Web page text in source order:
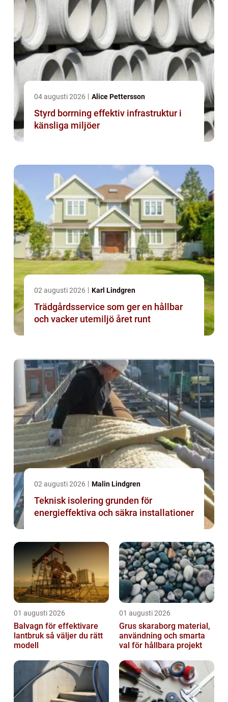
04 augusti 2026 Alice Pettersson
Styrd borrning effektiv infrastruktur i
känsliga miljöer
02 augusti 2026 Karl Lindgren
Trädgårdsservice som ger en hållbar
och vacker utemiljö året runt
02 augusti 2026 Malin Lindgren
Teknisk isolering grunden för
energieffektiva och säkra installationer
01 augusti 2026
Balvagn för effektivare
lantbruk så väljer du rätt
modell
01 augusti 2026
Grus skaraborg material,
användning och smarta
val för hållbara projekt